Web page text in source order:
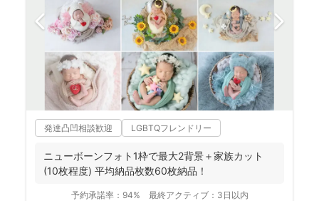
発達凸凹相談歓迎 LGBTQフレンドリー
ニューボーンフォト1枠で最大2背景＋家族カット
(10枚程度) 平均納品枚数60枚納品！
予約承諾率： 94% 最終アクティブ： 3日以内